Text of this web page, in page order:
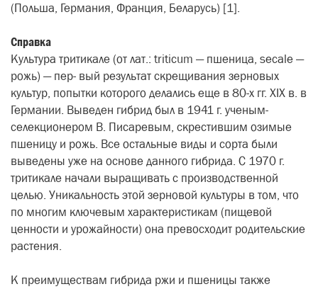
(Польша, Германия, Франция, Беларусь) [1].
Справка
Культура тритикале (от лат.: triticum — пшеница, secale —
рожь) — пер- вый результат скрещивания зерновых
культур, попытки которого делались еще в 80-х гг. ХІХ в. в
Германии. Выведен гибрид был в 1941 г. ученым-
селекционером В. Писаревым, скрестившим озимые
пшеницу и рожь. Все остальные виды и сорта были
выведены уже на основе данного гибрида. С 1970 г.
тритикале начали выращивать с производственной
целью. Уникальность этой зерновой культуры в том, что
по многим ключевым характеристикам (пищевой
ценности и урожайности) она превосходит родительские
растения.
К преимуществам гибрида ржи и пшеницы также